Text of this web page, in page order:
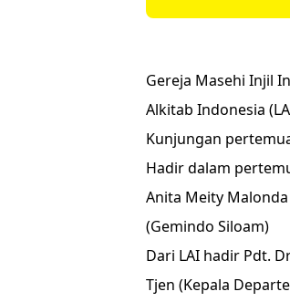
Gereja Masehi Injil
Alkitab Indonesia
Kunjungan
Hadir dalam
Anita Meity
(Gemindo Siloam)
Dari LAI hadir Pdt.
Tjen (Kepala